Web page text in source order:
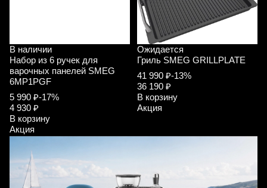
В наличии
Набор из 6 ручек для
варочных панелей SMEG
6MP1PGF
5 990 ₽-17%
4 930 ₽
В корзину
Акция
Ожидается
Гриль SMEG GRILLPLATE
41 990 ₽-13%
36 190 ₽
В корзину
Акция